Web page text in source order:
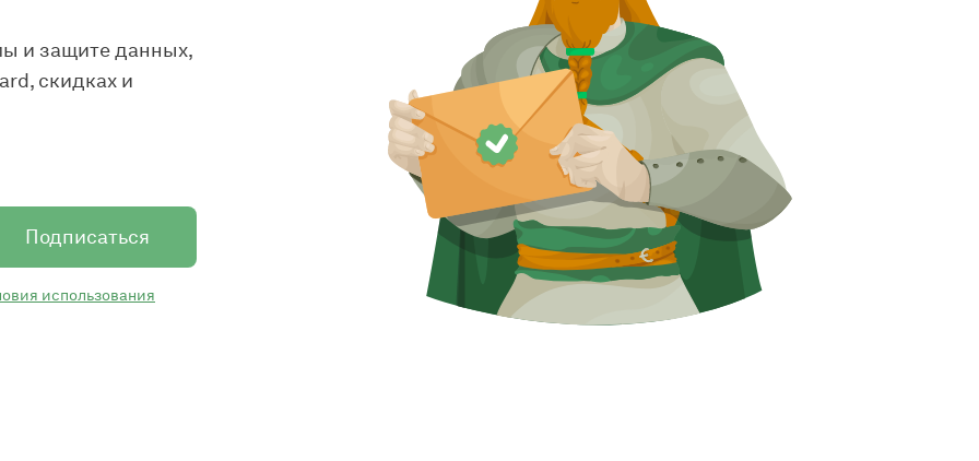
и защите данных,
скидках и
Подписаться
использования